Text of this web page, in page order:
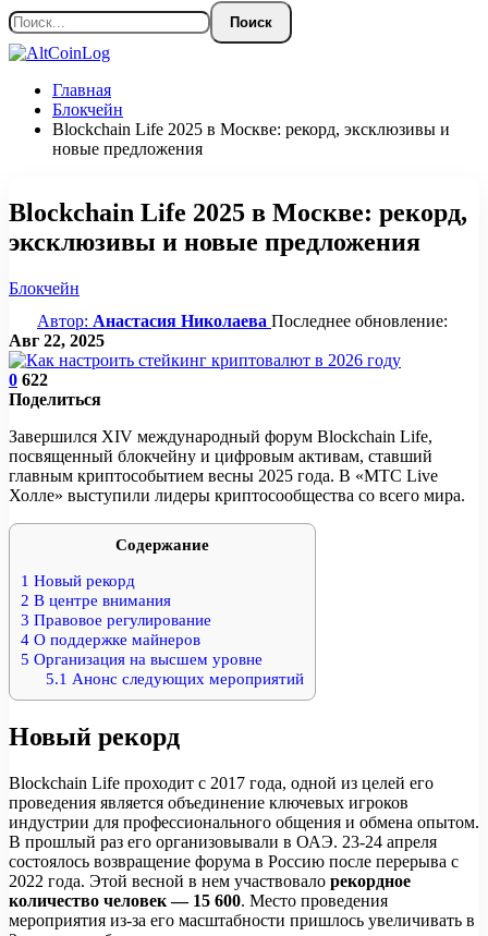
Главная
Блокчейн
Blockchain Life 2025 в Москве: рекорд, эксклюзивы и
новые предложения
Blockchain Life 2025 в Москве: рекорд,
эксклюзивы и новые предложения
Блокчейн
Автор: Анастасия Николаева Последнее обновление:
Авг 22, 2025
0 622
Поделиться
Завершился XIV международный форум Blockchain Life,
посвященный блокчейну и цифровым активам, ставший
главным криптособытием весны 2025 года. В «МТС Live
Холле» выступили лидеры криптосообщества со всего мира.
Содержание
1 Новый рекорд
2 В центре внимания
3 Правовое регулирование
4 О поддержке майнеров
5 Организация на высшем уровне
5.1 Анонс следующих мероприятий
Новый рекорд
Blockchain Life проходит с 2017 года, одной из целей его
проведения является объединение ключевых игроков
индустрии для профессионального общения и обмена опытом.
В прошлый раз его организовывали в ОАЭ. 23-24 апреля
состоялось возвращение форума в Россию после перерыва с
2022 года. Этой весной в нем участвовало рекордное
количество человек — 15 600. Место проведения
мероприятия из-за его масштабности пришлось увеличивать в